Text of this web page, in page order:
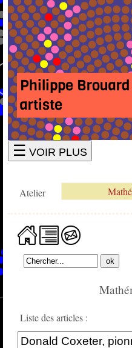
Philippe
artiste
☰ VOIR PLUS
Atelier
Liste des articles :